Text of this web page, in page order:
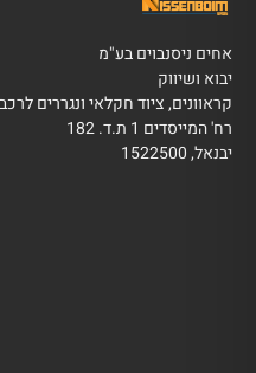
אחים ניסנבוים בע"מ
יבוא ושיווק
קראוונים, ציוד חקלאי ונגררים לרכב
רח' המייסדים 1 ת.ד. 182
יבנאל, 1522500